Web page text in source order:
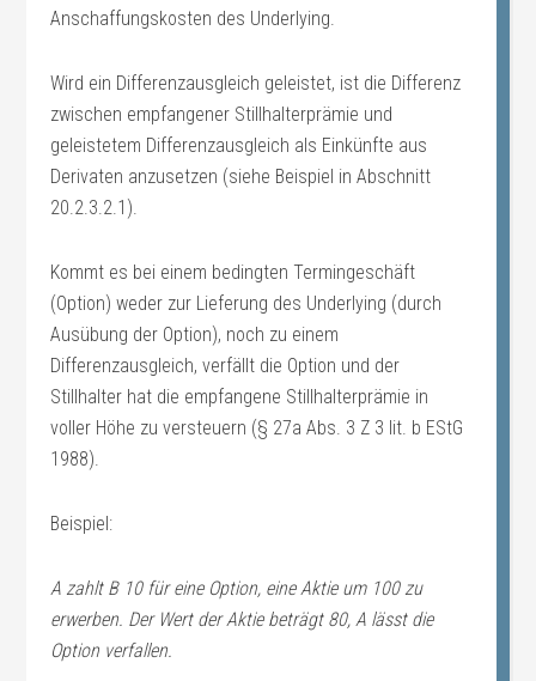
Anschaffungskosten des Underlying.
Wird ein Differenzausgleich geleistet, ist die Differenz
zwischen empfangener Stillhalterprämie und
geleistetem Differenzausgleich als Einkünfte aus
Derivaten anzusetzen (siehe Beispiel in Abschnitt
20.2.3.2.1).
Kommt es bei einem bedingten Termingeschäft
(Option) weder zur Lieferung des Underlying (durch
Ausübung der Option), noch zu einem
Differenzausgleich, verfällt die Option und der
Stillhalter hat die empfangene Stillhalterprämie in
voller Höhe zu versteuern (§ 27a Abs. 3 Z 3 lit. b EStG
1988).
Beispiel:
A zahlt B 10 für eine Option, eine Aktie um 100 zu
erwerben. Der Wert der Aktie beträgt 80, A lässt die
Option verfallen.